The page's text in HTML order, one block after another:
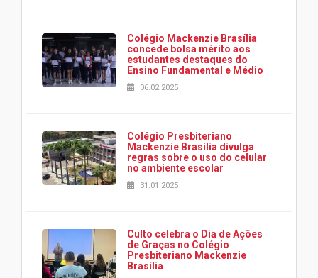
Colégio Mackenzie Brasília
concede bolsa mérito aos
estudantes destaques do
Ensino Fundamental e Médio
06.02.2025
Colégio Presbiteriano
Mackenzie Brasília divulga
regras sobre o uso do celular
no ambiente escolar
31.01.2025
Culto celebra o Dia de Ações
de Graças no Colégio
Presbiteriano Mackenzie
Brasília